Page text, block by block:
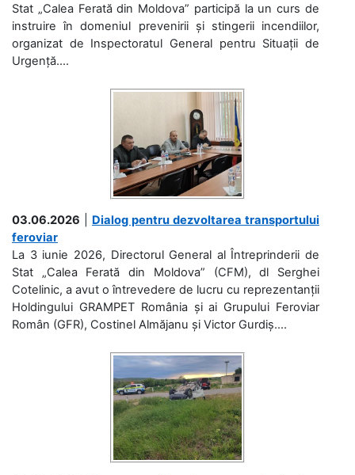
Stat „Calea Ferată din Moldova” participă la un curs de
instruire în domeniul prevenirii și stingerii incendiilor,
organizat de Inspectoratul General pentru Situații de
Urgență....
03.06.2026
Dialog pentru dezvoltarea transportului
feroviar
La 3 iunie 2026, Directorul General al Întreprinderii de
Stat „Calea Ferată din Moldova” (CFM), dl Serghei
Cotelinic, a avut o întrevedere de lucru cu reprezentanții
Holdingului GRAMPET România și ai Grupului Feroviar
Român (GFR), Costinel Almăjanu și Victor Gurdiș....